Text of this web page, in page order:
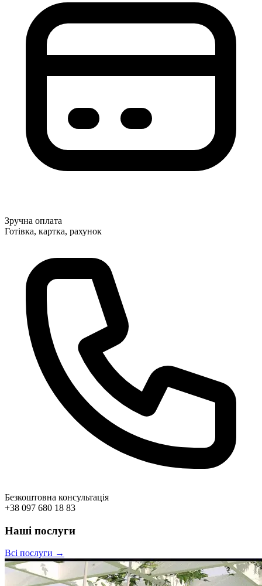
Зручна оплата
Готівка, картка, рахунок
Безкоштовна консультація
+38 097 680 18 83
Наші послуги
Всі послуги →